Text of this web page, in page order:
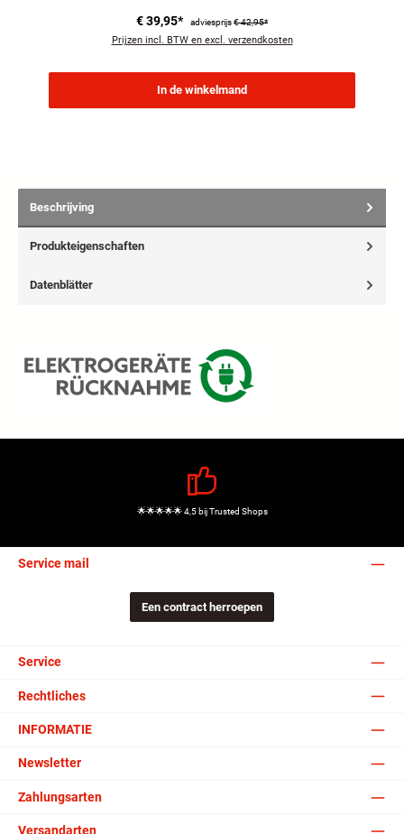
€ 39,95* adviesprijs€ 42,95*
Prijzen incl. BTW en excl. verzendkosten
In de winkelmand
Beschrijving
Produkteigenschaften
Datenblätter
🌟🌟🌟🌟🌟 4,5 bij Trusted Shops
Service mail
Een contract herroepen
Service
Rechtliches
INFORMATIE
Newsletter
Zahlungsarten
Versandarten